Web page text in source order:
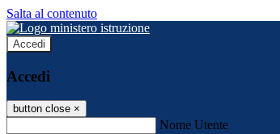
Salta al contenuto
Accedi
Accedi
button close ×
Nome Utente